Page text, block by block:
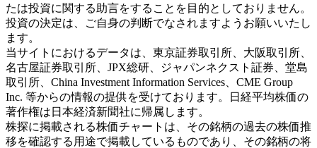
たは投資に関する助言をすることを目的としておりません。
投資の決定は、ご自身の判断でなされますようお願いいたし
ます。
当サイトにおけるデータは、東京証券取引所、大阪取引所、
名古屋証券取引所、JPX総研、ジャパンネクスト証券、堂島
取引所、China Investment Information Services、CME Group
Inc. 等からの情報の提供を受けております。日経平均株価の
著作権は日本経済新聞社に帰属します。
株探に掲載される株価チャートは、その銘柄の過去の株価推
移を確認する用途で掲載しているものであり、その銘柄の将